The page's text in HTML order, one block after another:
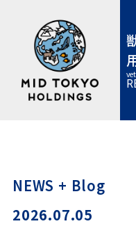
NEWS + Blog
2026.07.05